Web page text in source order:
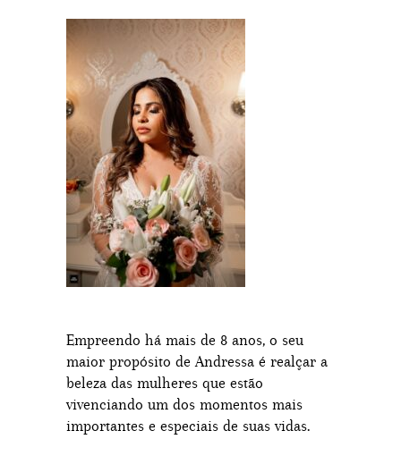
Empreendo há mais de 8 anos, o seu
maior propósito de Andressa é realçar a
beleza das mulheres que estão
vivenciando um dos momentos mais
importantes e especiais de suas vidas.